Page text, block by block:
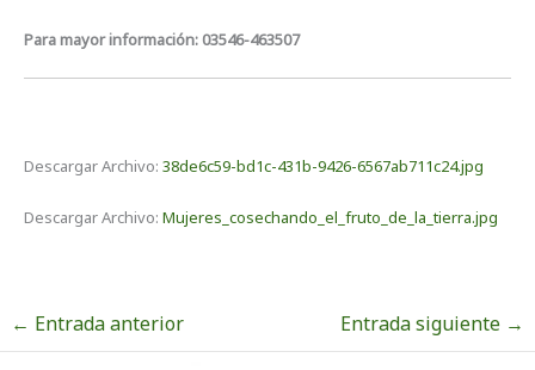
Para mayor información: 03546-463507
Descargar Archivo:38de6c59-bd1c-431b-9426-6567ab711c24.jpg
Descargar Archivo:Mujeres_cosechando_el_fruto_de_la_tierra.jpg
← Entrada anterior Entrada siguiente →